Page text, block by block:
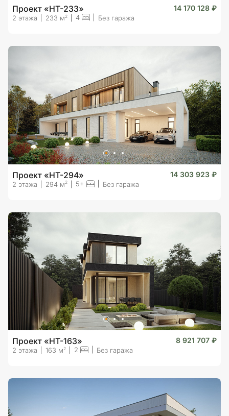
Проект «HT-233» 14 170 128 ₽
2 этажа 233 м 2 4 Без гаража
Проект «HT-294» 14 303 923 ₽
2 этажа 294 м2 5+ Без гаража
Проект «HT-163» 8 921 707 ₽
2 этажа 163 м 2 2 Без гаража